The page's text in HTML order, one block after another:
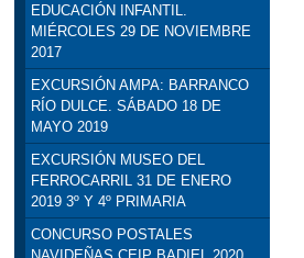
EDUCACIÓN INFANTIL.
MIÉRCOLES 29 DE NOVIEMBRE
2017
EXCURSIÓN AMPA: BARRANCO
RÍO DULCE. SÁBADO 18 DE
MAYO 2019
EXCURSIÓN MUSEO DEL
FERROCARRIL 31 DE ENERO
2019 3º Y 4º PRIMARIA
CONCURSO POSTALES